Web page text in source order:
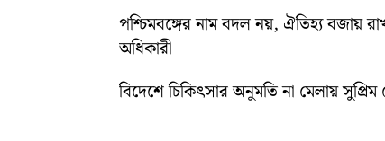
পশ্চিমবঙ্গের নাম বদল নয়, ঐতিহ্য বজায়
অধিকারী
বিদেশে চিকিৎসার অনুমতি না মেলায় সুপ্রিম